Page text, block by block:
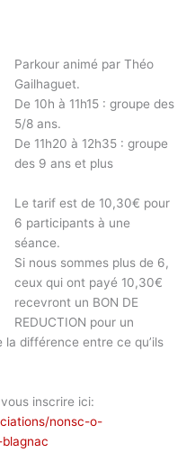
Parkour animé par Théo
Gailhaguet.
De 10h à 11h15 : groupe des
5/8 ans.
De 11h20 à 12h35 : groupe
des 9 ans et plus
Le tarif est de 10,30€ pour
6 participants à une
séance.
Si nous sommes plus de 6,
ceux qui ont payé 10,30€
recevront un BON DE
REDUCTION pour un
différence entre ce qu’ils
inscrire ici:
nonsc-o-